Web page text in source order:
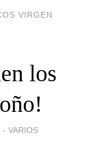
VIRGEN
los
- VARIOS